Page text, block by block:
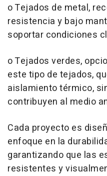
o Tejados de metal,
resistencia y bajo
soportar condiciones
o Tejados verdes,
este tipo de tejados,
aislamiento térmico,
contribuyen al medio
Cada proyecto es
enfoque en la
garantizando que las
resistentes y